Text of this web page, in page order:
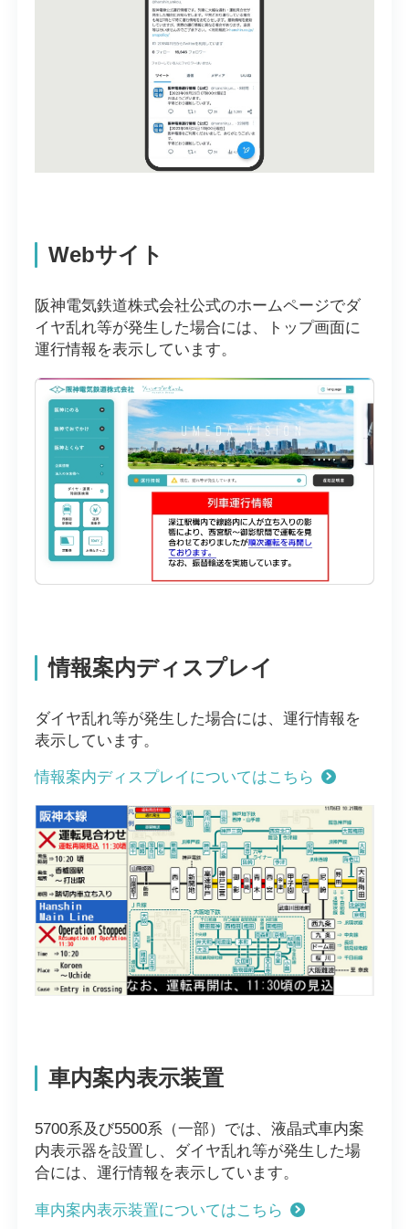
Webサイト
阪神電気鉄道株式会社公式のホームページでダ
イヤ乱れ等が発生した場合には、トップ画面に
運行情報を表示しています。
情報案内ディスプレイ
ダイヤ乱れ等が発生した場合には、運行情報を
表示しています。
情報案内ディスプレイについてはこちら
車内案内表示装置
5700系及び5500系（一部）では、液晶式車内案
内表示器を設置し、ダイヤ乱れ等が発生した場
合には、運行情報を表示しています。
車内案内表示装置についてはこちら